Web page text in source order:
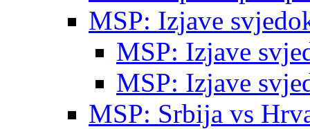
MSP: Izjave
MSP: Izjave
MSP: Izjave
MSP: Srbija vs